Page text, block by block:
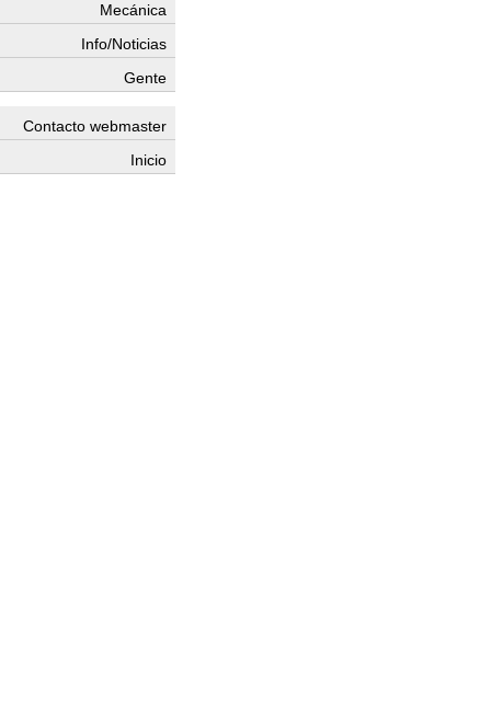
Mecánica
Info/Noticias
Gente
Contacto webmaster
Inicio